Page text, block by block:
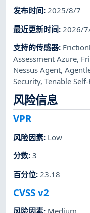
发布时间:2025/8/7
最近更新时间: 2026/
支持的传感器:
Assessment Azure,
Nessus Agent,
Security,Tenable
风险信息
VPR
风险因素: Low
分数:3
百分位: 23.18
CVSS v2